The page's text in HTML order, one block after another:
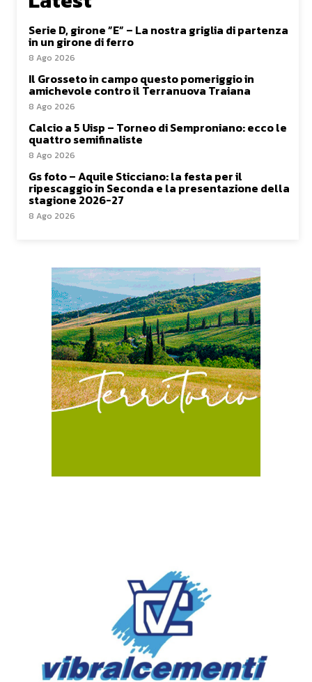
Serie D, girone ”E” – La nostra griglia di partenza
in un girone di ferro
8 Ago 2026
Il Grosseto in campo questo pomeriggio in
amichevole contro il Terranuova Traiana
8 Ago 2026
Calcio a 5 Uisp – Torneo di Semproniano: ecco le
quattro semifinaliste
8 Ago 2026
Gs foto – Aquile Sticciano: la festa per il
ripescaggio in Seconda e la presentazione della
stagione 2026-27
8 Ago 2026